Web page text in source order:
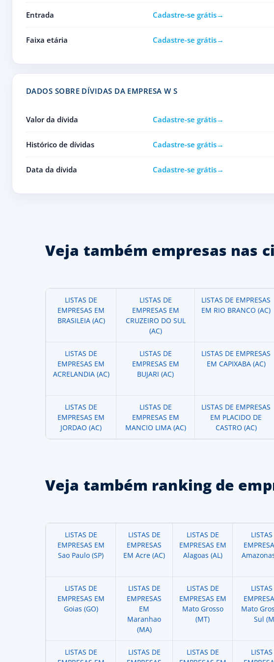
Entrada Cadastre-se grátis
Faixa etária Cadastre-se grátis
DADOS SOBRE DÍVIDAS DA EMPRESA W S
Valor da dívida Cadastre-se grátis
Histórico de dívidas Cadastre-se grátis
Data da dívida Cadastre-se grátis
Veja também empresas nas
LISTAS DE
EMPRESAS EM
BRASILEIA (AC)
LISTAS DE
EMPRESAS EM
CRUZEIRO DO SUL
(AC)
LISTAS DE EMPRESAS
EM RIO BRANCO (AC)
LISTAS DE
EMPRESAS EM
ACRELANDIA (AC)
LISTAS DE
EMPRESAS EM
BUJARI (AC)
LISTAS DE EMPRESAS
EM CAPIXABA (AC)
LISTAS DE
EMPRESAS EM
JORDAO (AC)
LISTAS DE
EMPRESAS EM
MANCIO LIMA (AC)
LISTAS DE EMPRESAS
EM PLACIDO DE
CASTRO (AC)
Veja também ranking de
LISTAS DE
EMPRESAS EM
Sao Paulo (SP)
LISTAS DE
EMPRESAS
EM Acre (AC)
LISTAS DE
EMPRESAS EM
Alagoas (AL)
LISTAS DE
EMPRESAS EM
Goias (GO)
LISTAS DE
EMPRESAS
EM
Maranhao
(MA)
LISTAS DE
EMPRESAS EM
Mato Grosso
(MT)
Mato
Sul
LISTAS DE
LISTAS DE
LISTAS DE